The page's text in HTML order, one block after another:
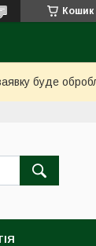
Кошик
буде